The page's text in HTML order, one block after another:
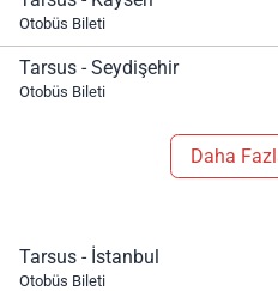
Otobüs Bileti
Tarsus - Seydişehir
Otobüs Bileti
Daha
Tarsus - İstanbul
Otobüs Bileti